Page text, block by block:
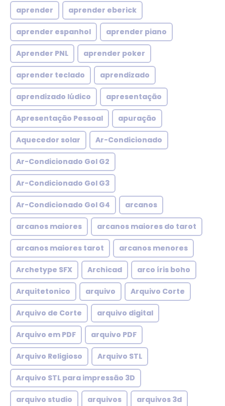
aprender aprender eberick
aprender espanhol aprender piano
Aprender PNL aprender poker
aprender teclado aprendizado
aprendizado lúdico apresentação
Apresentação Pessoal apuração
Aquecedor solar Ar-Condicionado
Ar-Condicionado Gol G2
Ar-Condicionado Gol G3
Ar-Condicionado Gol G4 arcanos
arcanos maiores arcanos maiores do tarot
arcanos maiores tarot arcanos menores
Archetype SFX Archicad arco íris boho
Arquitetonico arquivo Arquivo Corte
Arquivo de Corte arquivo digital
Arquivo em PDF arquivo PDF
Arquivo Religioso Arquivo STL
Arquivo STL para impressão 3D
arquivo studio arquivos arquivos 3d